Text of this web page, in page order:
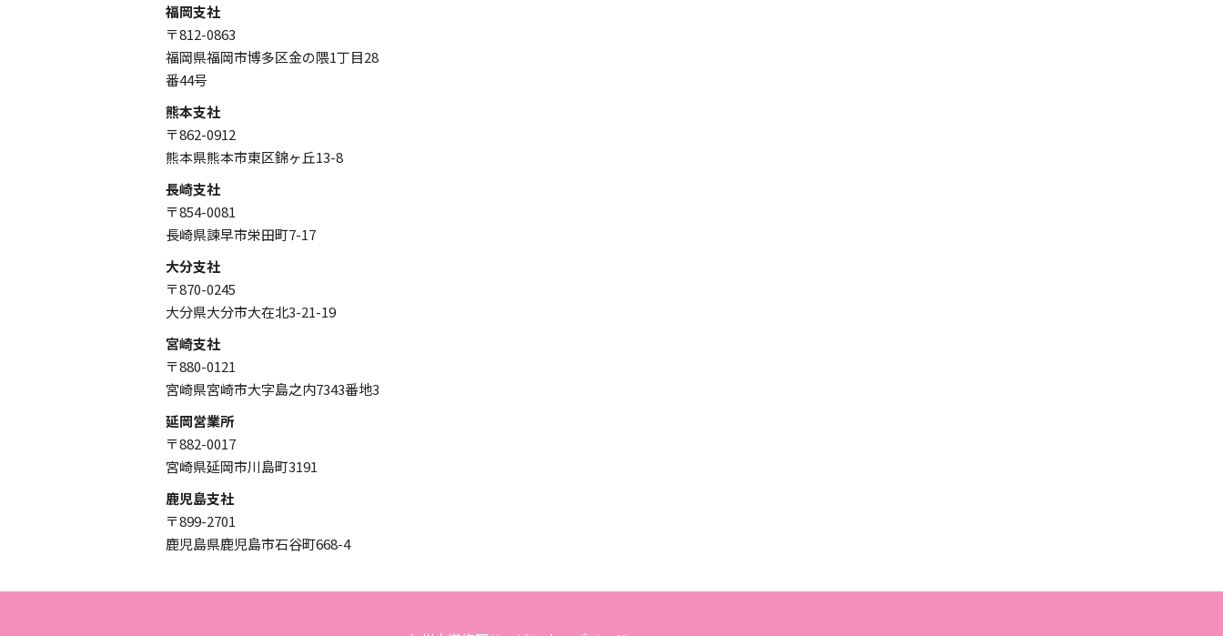
福岡支社
〒812-0863
福岡県福岡市博多区金の隈1丁目28
番44号
熊本支社
〒862-0912
熊本県熊本市東区錦ヶ丘13-8
長崎支社
〒854-0081
長崎県諫早市栄田町7-17
大分支社
〒870-0245
大分県大分市大在北3-21-19
宮崎支社
〒880-0121
宮崎県宮崎市大字島之内7343番地3
延岡営業所
〒882-0017
宮崎県延岡市川島町3191
鹿児島支社
〒899-2701
鹿児島県鹿児島市石谷町668-4